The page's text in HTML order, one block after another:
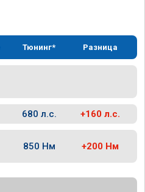
Тюнинг* Разница
680 л.с. +160 л.с.
850 Нм +200 Нм